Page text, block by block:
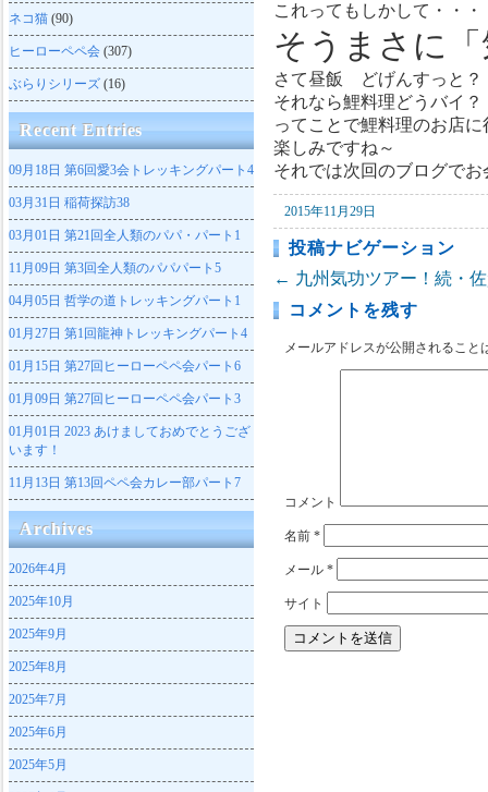
これってもしかして・・・
そうまさに
さて昼飯 どげんすっと？
それなら鯉料理どうバイ？
ってことで鯉料理のお店
楽しみですね～
それでは次回のブログで
2015年11月29日
投稿ナビゲーション
← 九州気功ツアー！続・
コメントを残す
メールアドレスが公開されること
コメント
名前 *
メール *
サイト
ネコ猫 (90)
ヒーローペペ会 (307)
ぶらりシリーズ (16)
Recent Entries
09月18日 第6回愛3会トレッキングパート4
03月31日 稲荷探訪38
03月01日 第21回全人類のパパ・パート1
11月09日 第3回全人類のパパパート5
04月05日 哲学の道トレッキングパート1
01月27日 第1回龍神トレッキングパート4
01月15日 第27回ヒーローペペ会パート6
01月09日 第27回ヒーローペペ会パート3
01月01日 2023 あけましておめでとうござ
います！
11月13日 第13回ペペ会カレー部パート7
Archives
2026年4月
2025年10月
2025年9月
2025年8月
2025年7月
2025年6月
2025年5月